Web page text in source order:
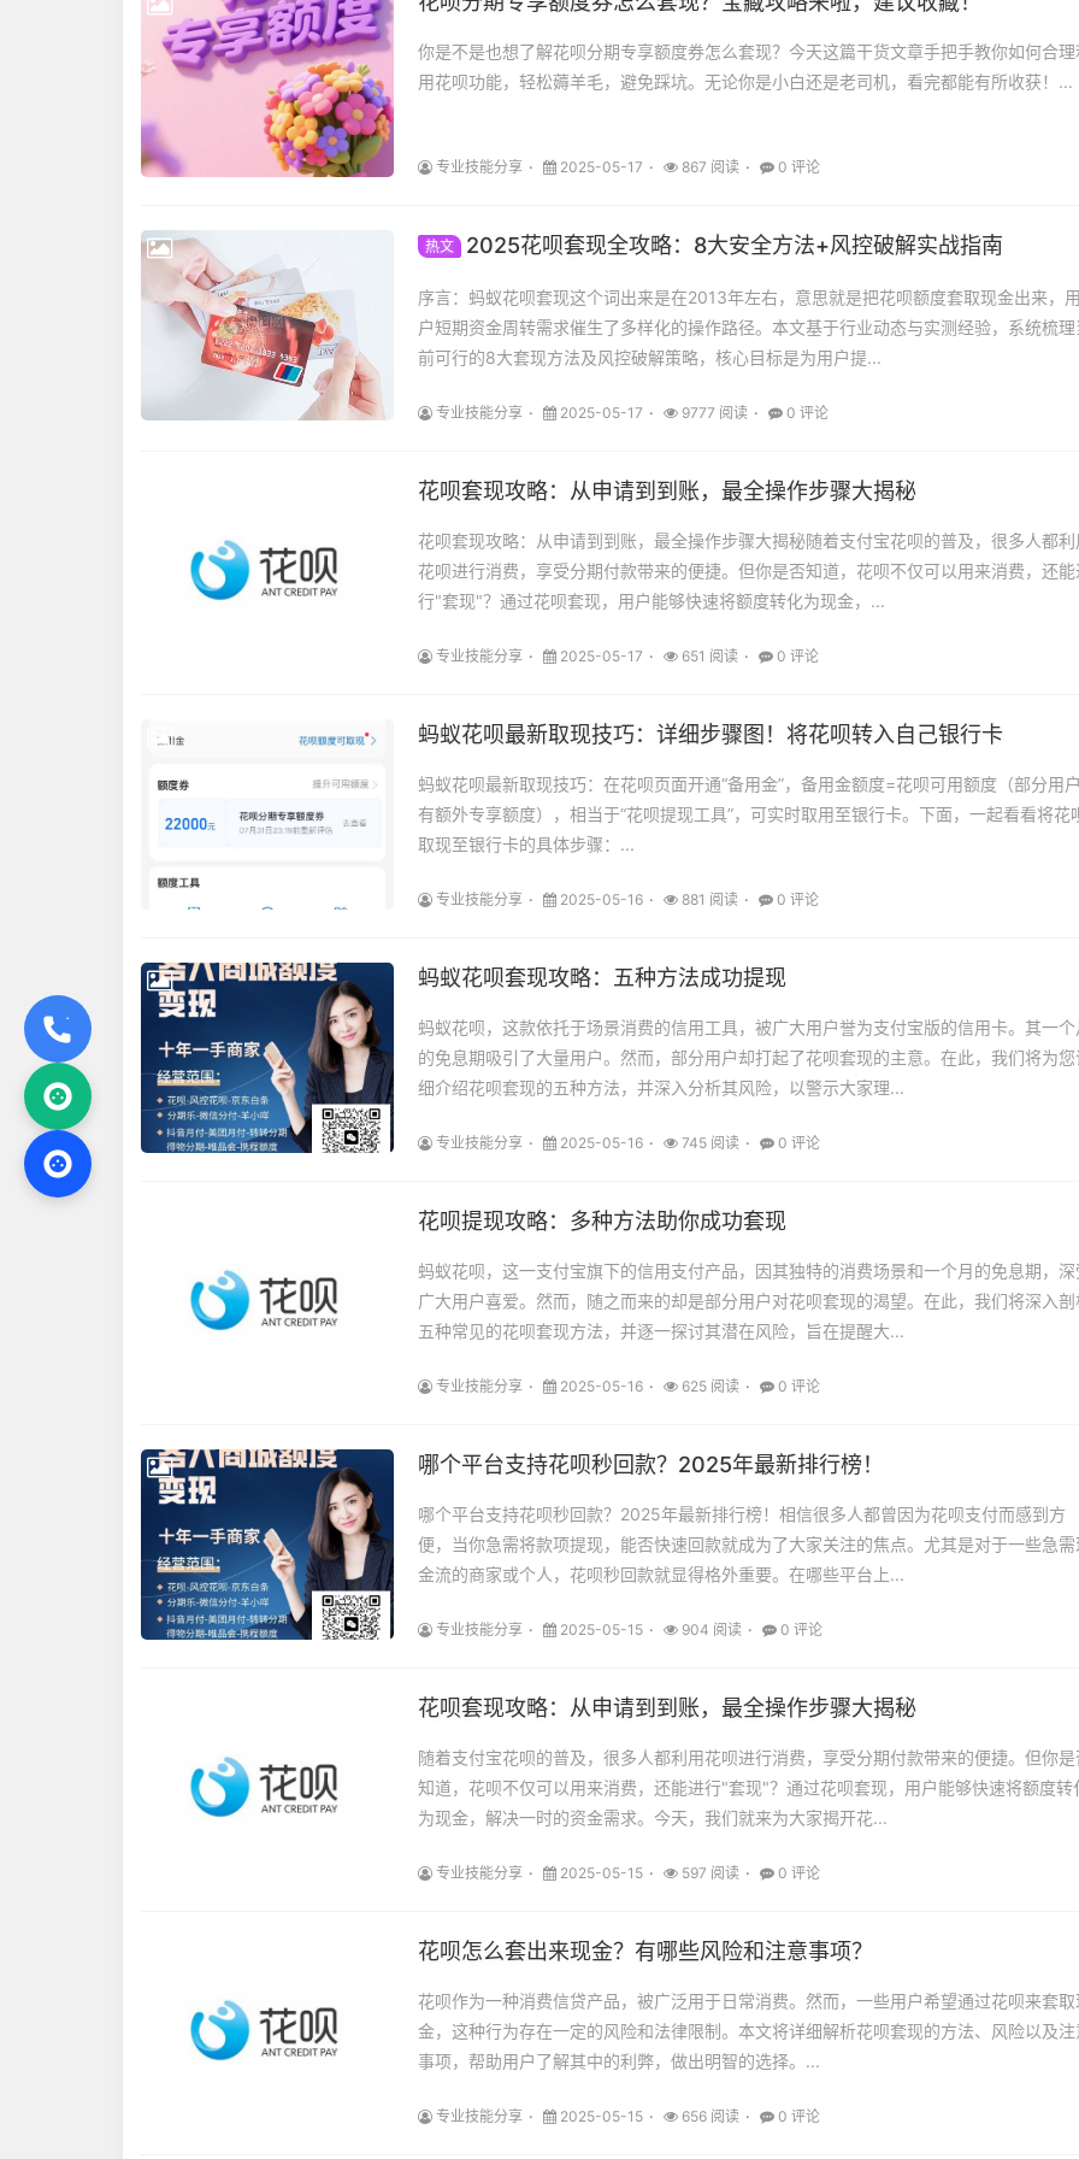
你是不是也想了解花呗分期专享额度券怎么套现？今天这篇干货文章手把手教你如何合理
用花呗功能，轻松薅羊毛，避免踩坑。无论你是小白还是老司机，看完都能有所收获！...
专业技能分享 2025-05-17 867 阅读 0 评论
热文 2025花呗套现全攻略：8大安全方法+风控破解实战指南
序言：蚂蚁花呗套现这个词出来是在2013年左右，意思就是把花呗额度套取现金出来，用
户短期资金周转需求催生了多样化的操作路径。本文基于行业动态与实测经验，系统梳理
前可行的8大套现方法及风控破解策略，核心目标是为用户提...
专业技能分享 2025-05-17 9777 阅读 0 评论
花呗套现攻略：从申请到到账，最全操作步骤大揭秘
花呗套现攻略：从申请到到账，最全操作步骤大揭秘随着支付宝花呗的普及，很多人都利
花呗进行消费，享受分期付款带来的便捷。但你是否知道，花呗不仅可以用来消费，还能
行"套现"？通过花呗套现，用户能够快速将额度转化为现金，...
专业技能分享 2025-05-17 651 阅读 0 评论
蚂蚁花呗最新取现技巧：详细步骤图！将花呗转入自己银行卡
蚂蚁花呗最新取现技巧：在花呗页面开通“备用金”，备用金额度=花呗可用额度（部分用户
有额外专享额度），相当于“花呗提现工具”，可实时取用至银行卡。下面，一起看看将花
取现至银行卡的具体步骤：...
专业技能分享 2025-05-16 881 阅读 0 评论
蚂蚁花呗套现攻略：五种方法成功提现
蚂蚁花呗，这款依托于场景消费的信用工具，被广大用户誉为支付宝版的信用卡。其一个
的免息期吸引了大量用户。然而，部分用户却打起了花呗套现的主意。在此，我们将为您
细介绍花呗套现的五种方法，并深入分析其风险，以警示大家理...
专业技能分享 2025-05-16 745 阅读 0 评论
花呗提现攻略：多种方法助你成功套现
蚂蚁花呗，这一支付宝旗下的信用支付产品，因其独特的消费场景和一个月的免息期，深
广大用户喜爱。然而，随之而来的却是部分用户对花呗套现的渴望。在此，我们将深入剖
五种常见的花呗套现方法，并逐一探讨其潜在风险，旨在提醒大...
专业技能分享 2025-05-16 625 阅读 0 评论
哪个平台支持花呗秒回款？2025年最新排行榜！
哪个平台支持花呗秒回款？2025年最新排行榜！相信很多人都曾因为花呗支付而感到方
便，当你急需将款项提现，能否快速回款就成为了大家关注的焦点。尤其是对于一些急需
金流的商家或个人，花呗秒回款就显得格外重要。在哪些平台上...
专业技能分享 2025-05-15 904 阅读 0 评论
花呗套现攻略：从申请到到账，最全操作步骤大揭秘
随着支付宝花呗的普及，很多人都利用花呗进行消费，享受分期付款带来的便捷。但你是
知道，花呗不仅可以用来消费，还能进行"套现"？通过花呗套现，用户能够快速将额度转
为现金，解决一时的资金需求。今天，我们就来为大家揭开花...
专业技能分享 2025-05-15 597 阅读 0 评论
花呗怎么套出来现金？有哪些风险和注意事项？
花呗作为一种消费信贷产品，被广泛用于日常消费。然而，一些用户希望通过花呗来套取
金，这种行为存在一定的风险和法律限制。本文将详细解析花呗套现的方法、风险以及注
事项，帮助用户了解其中的利弊，做出明智的选择。...
专业技能分享 2025-05-15 656 阅读 0 评论